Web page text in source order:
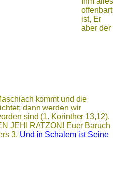
offenbart
ist, Er
aber der
kommt und die
dann werden wir
sind (1. Korinther 13,12).
JEHI RATZON! Euer Baruch
3. Und in Schalem ist Seine